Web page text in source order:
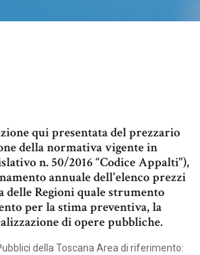
qui presentata del prezzario
della normativa vigente in
n. 50/2016 “Codice Appalti"),
annuale dell'elenco prezzi
delle Regioni quale strumento
per la stima preventiva, la
di opere pubbliche.
della Toscana Area di riferimento: